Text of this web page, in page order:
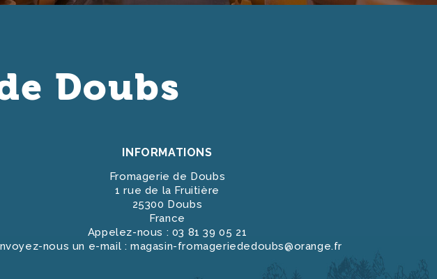
Doubs
INFORMATIONS
Fromagerie de Doubs
1 rue de la Fruitière
25300 Doubs
France
Appelez-nous : 03 81 39 05 21
nous un e-mail : magasin-fromageriededoubs@orange.fr